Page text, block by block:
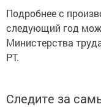
Подробнее с
следующий год
Министерства
РТ.
Следите за